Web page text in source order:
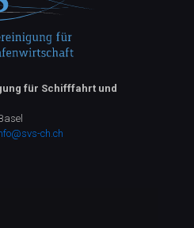
für Schifffahrt und
ch.ch